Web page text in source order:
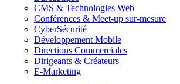
CMS & Technologies Web
Conférences & Meet-up sur-mesure
CyberSécurité
Développement Mobile
Directions Commerciales
Dirigeants & Créateurs
E-Marketing